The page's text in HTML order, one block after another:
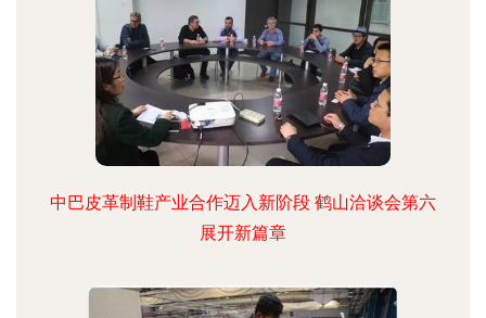
中巴皮革制鞋产业合作迈入新阶段 鹤山洽谈会第六
展开新篇章